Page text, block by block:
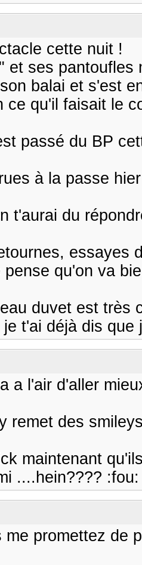
cette nuit !
et ses pantoufles
balai et s'est
ce qu'il faisait le
passé du BP
à la passe
t'aurai du
essayes
qu'on va
duvet est très
t'ai déjà dis
a l'air d'aller
remet des
maintenant
....hein???? :fou:
me promettez de